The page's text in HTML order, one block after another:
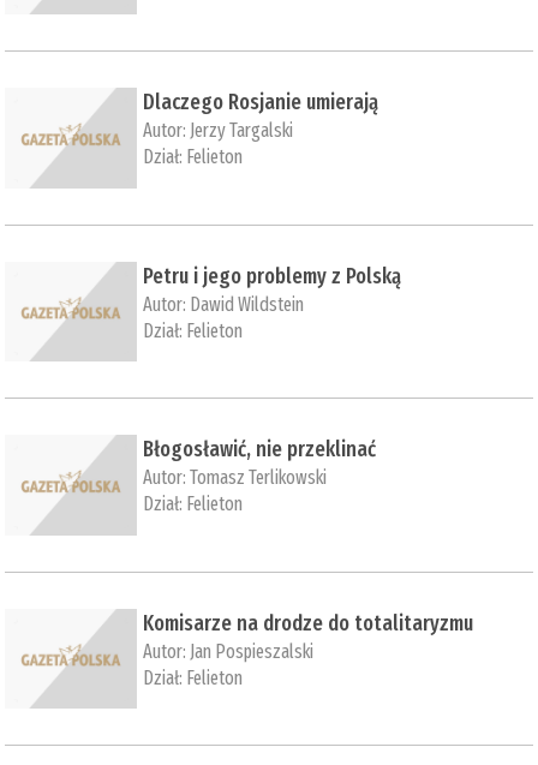
Dlaczego Rosjanie umierają
Autor: Jerzy Targalski
Dział: Felieton
Petru i jego problemy z Polską
Autor: Dawid Wildstein
Dział: Felieton
Błogosławić, nie przeklinać
Autor:Tomasz Terlikowski
Dział: Felieton
Komisarze na drodze do totalitaryzmu
Autor: Jan Pospieszalski
Dział: Felieton